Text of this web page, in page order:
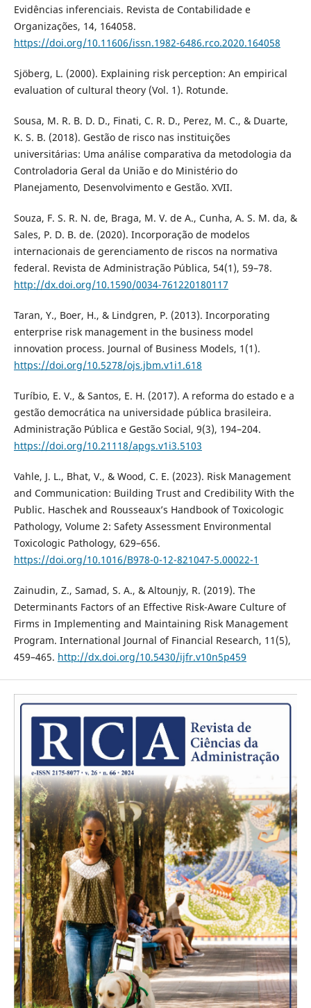
Evidências inferenciais. Revista de Contabilidade e
Organizações, 14, 164058.
https://doi.org/10.11606/issn.1982-6486.rco.2020.164058
Sjöberg, L. (2000). Explaining risk perception: An empirical
evaluation of cultural theory (Vol. 1). Rotunde.
Sousa, M. R. B. D. D., Finati, C. R. D., Perez, M. C., & Duarte,
K. S. B. (2018). Gestão de risco nas instituições
universitárias: Uma análise comparativa da metodologia da
Controladoria Geral da União e do Ministério do
Planejamento, Desenvolvimento e Gestão. XVII.
Souza, F. S. R. N. de, Braga, M. V. de A., Cunha, A. S. M. da, &
Sales, P. D. B. de. (2020). Incorporação de modelos
internacionais de gerenciamento de riscos na normativa
federal. Revista de Administração Pública, 54(1), 59–78.
http://dx.doi.org/10.1590/0034-761220180117
Taran, Y., Boer, H., & Lindgren, P. (2013). Incorporating
enterprise risk management in the business model
innovation process. Journal of Business Models, 1(1).
https://doi.org/10.5278/ojs.jbm.v1i1.618
Turíbio, E. V., & Santos, E. H. (2017). A reforma do estado e a
gestão democrática na universidade pública brasileira.
Administração Pública e Gestão Social, 9(3), 194–204.
https://doi.org/10.21118/apgs.v1i3.5103
Vahle, J. L., Bhat, V., & Wood, C. E. (2023). Risk Management
and Communication: Building Trust and Credibility With the
Public. Haschek and Rousseaux’s Handbook of Toxicologic
Pathology, Volume 2: Safety Assessment Environmental
Toxicologic Pathology, 629–656.
https://doi.org/10.1016/B978-0-12-821047-5.00022-1
Zainudin, Z., Samad, S. A., & Altounjy, R. (2019). The
Determinants Factors of an Effective Risk-Aware Culture of
Firms in Implementing and Maintaining Risk Management
Program. International Journal of Financial Research, 11(5),
459–465. http://dx.doi.org/10.5430/ijfr.v10n5p459